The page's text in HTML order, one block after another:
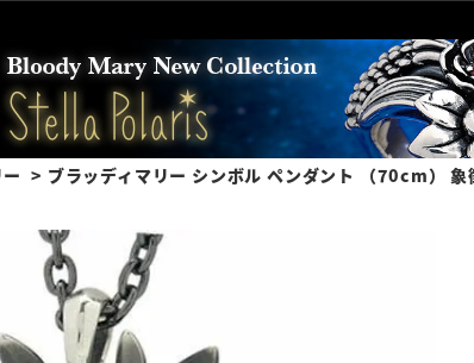
ブラッディマリー シンボル ペンダント （70cm） 象